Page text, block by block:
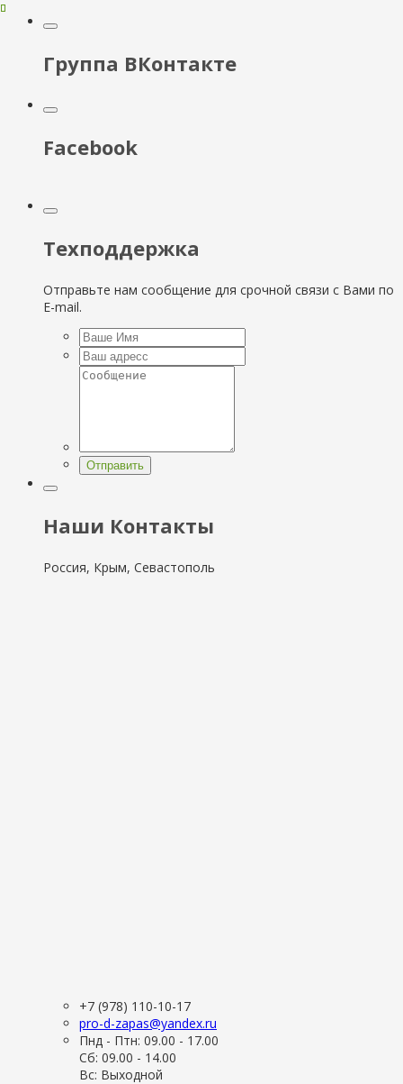
Группа ВКонтакте
Facebook
Техподдержка
Отправьте нам сообщение для срочной связи с Вами по
E-mail.
Отправить
Наши Контакты
Россия, Крым, Севастополь
+7 (978) 110-10-17
pro-d-zapas@yandex.ru
Пнд - Птн: 09.00 - 17.00
Сб: 09.00 - 14.00
Вс: Выходной